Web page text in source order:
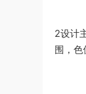
2设计
围，色